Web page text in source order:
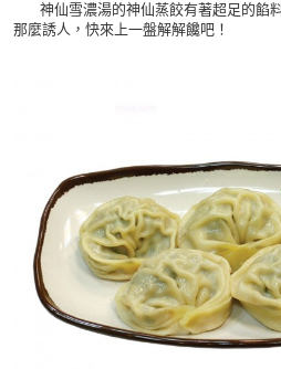
神仙雪濃湯的神仙蒸餃有著超足的餡
那麼誘人，快來上一盤解解饞吧！